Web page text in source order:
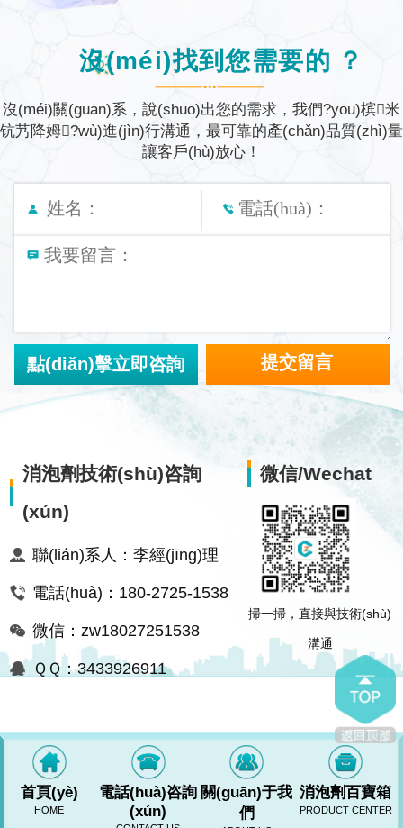
沒(méi)找到您需要的？
沒(méi)關(guān)系，說(shuō)出您的需求，我們?yōu)槟米
钪艿降姆?wù)進(jìn)行溝通， 最可靠的產(chǎn)品質(zhì)量
讓客戶(hù)放心！
點(diǎn)擊立即咨詢
(xún)
消泡劑技術(shù)咨詢
(xún)
聯(lián)系人：李經(jīng)理
電話(huà)：180-2725-1538
微信：zw18027251538
ＱＱ：3433926911
微信/Wechat
掃一掃，直接與技術(shù)
溝通
首頁(yè)
HOME
電話(huà)咨詢
(xún)
關(guān)于我
們
消泡劑百寶箱
PRODUCT CENTER